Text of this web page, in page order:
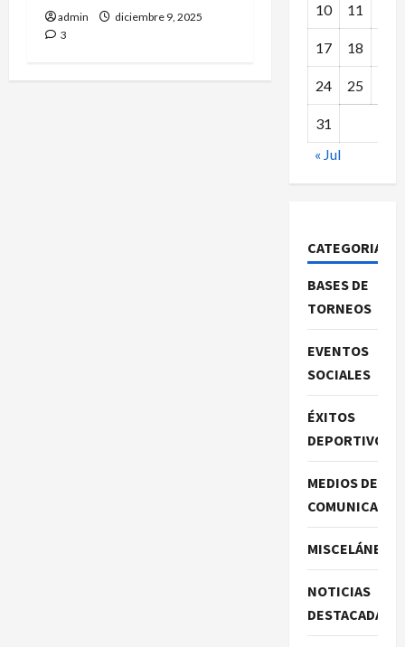
admin
diciembre 9, 2025
3
10 11
17 18
24 25
31
« Jul
CATEGORIAS
BASES DE
TORNEOS
EVENTOS
SOCIALES
ÉXITOS
DEPORTIVOS
MEDIOS DE
MISCELÁNEA
NOTICIAS
DESTACADAS